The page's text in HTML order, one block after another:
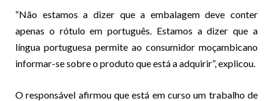
“Não estamos a dizer que a embalagem deve conter
apenas o rótulo em português. Estamos a dizer que a
língua portuguesa permite ao consumidor moçambicano
informar-se sobre o produto que está a adquirir”, explicou.
O responsável afirmou que está em curso um trabalho de